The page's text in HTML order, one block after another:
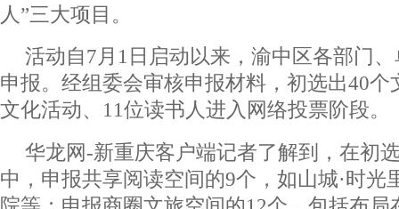
人”三大项目。
活动自7月1日启动以来，渝中区各部门
申报。经组委会审核申报材料，初选出40个
文化活动、11位读书人进入网络投票阶段。
华龙网-新重庆客户端记者了解到，在初
中，申报共享阅读空间的9个，如山城·时光